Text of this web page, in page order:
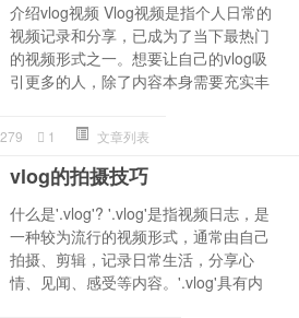
介绍vlog视频 Vlog视频是指个人日常的
视频记录和分享，已成为了当下最热门
的视频形式之一。想要让自己的vlog吸
引更多的人，除了内容本身需要充实丰
279 1 文章列表
vlog的拍摄技巧
什么是'.vlog'? '.vlog'是指视频日志，是
一种较为流行的视频形式，通常由自己
拍摄、剪辑，记录日常生活，分享心
情、见闻、感受等内容。'.vlog'具有内